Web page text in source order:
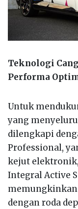
Teknologi
Performa
Untuk
yang
dilengkapi
Professional,
kejut
Integral Active
memungkinkan
dengan roda